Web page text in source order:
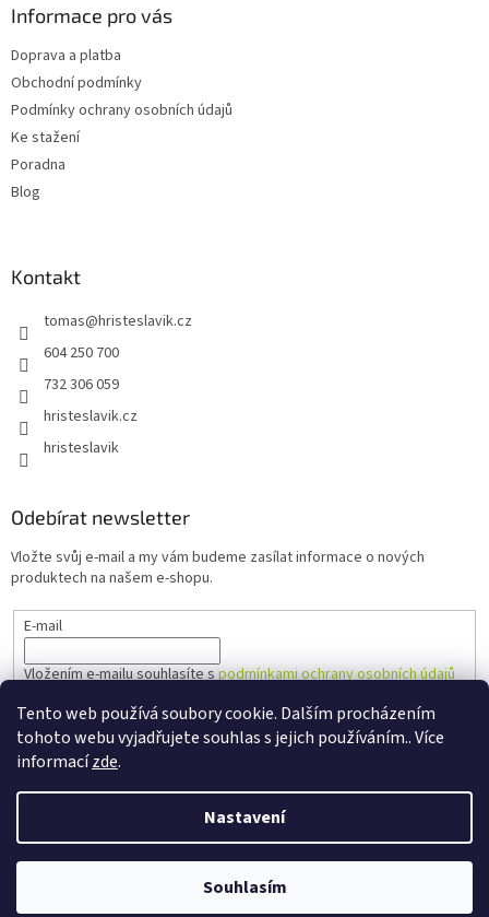
Tento web používá soubory cookie. Dalším procházením
tohoto webu vyjadřujete souhlas s jejich používáním.. Více
informacízde.
Nastavení
Souhlasím
Informace pro vás
Doprava a platba
Obchodní podmínky
Podmínky ochrany osobních údajů
Ke stažení
Poradna
Blog
Kontakt
tomas@hristeslavik.cz
604 250 700
732 306 059
hristeslavik.cz
hristeslavik
Odebírat newsletter
Vložte svůj e-mail a my vám budeme zasílat informace o nových
produktech na našem e-shopu.
E-mail
Vložením e-mailu souhlasíte spodmínkami ochrany osobních údajů
PŘIHLÁSIT SE
Vytvořil Shoptet
Hřiště Slavík. Všechna práva vyhrazena.